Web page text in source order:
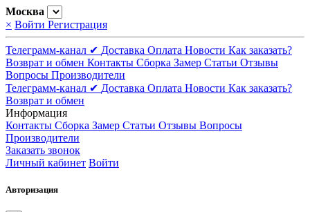
Москва
× Войти Регистрация
Телеграмм-канал ✔ Доставка Оплата Новости Как заказать?
Возврат и обмен Контакты Сборка Замер Статьи Отзывы
Вопросы Производители
Телеграмм-канал ✔ Доставка Оплата Новости Как заказать?
Возврат и обмен
Информация
Контакты Сборка Замер Статьи Отзывы Вопросы
Производители
Заказать звонок
Личный кабинет Войти
Авторизация